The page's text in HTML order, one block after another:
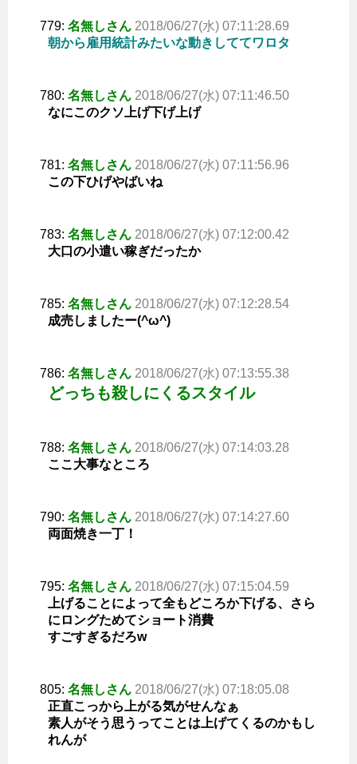
779: 名無しさん 2018/06/27(水) 07:11:28.69
朝から雇用統計みたいな動きしててワロタ
780: 名無しさん 2018/06/27(水) 07:11:46.50
なにこのクソ上げ下げ上げ
781: 名無しさん 2018/06/27(水) 07:11:56.96
この下ひげやばいね
783: 名無しさん 2018/06/27(水) 07:12:00.42
大口の小遣い稼ぎだったか
785: 名無しさん 2018/06/27(水) 07:12:28.54
成売しましたー(^ω^)
786: 名無しさん 2018/06/27(水) 07:13:55.38
どっちも殺しにくるスタイル
788: 名無しさん 2018/06/27(水) 07:14:03.28
ここ大事なところ
790: 名無しさん 2018/06/27(水) 07:14:27.60
両面焼き一丁！
795: 名無しさん 2018/06/27(水) 07:15:04.59
上げることによって全もどころか下げる、さら
にロングためてショート消費
すごすぎるだろw
805: 名無しさん 2018/06/27(水) 07:18:05.08
正直こっから上がる気がせんなぁ
素人がそう思うってことは上げてくるのかもし
れんが